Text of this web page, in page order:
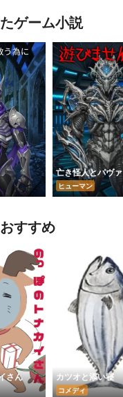
ゲーム小説
亡き怪人とパヴ
ヒューマン
すすめ
さん カツオと添い寝
コメディ